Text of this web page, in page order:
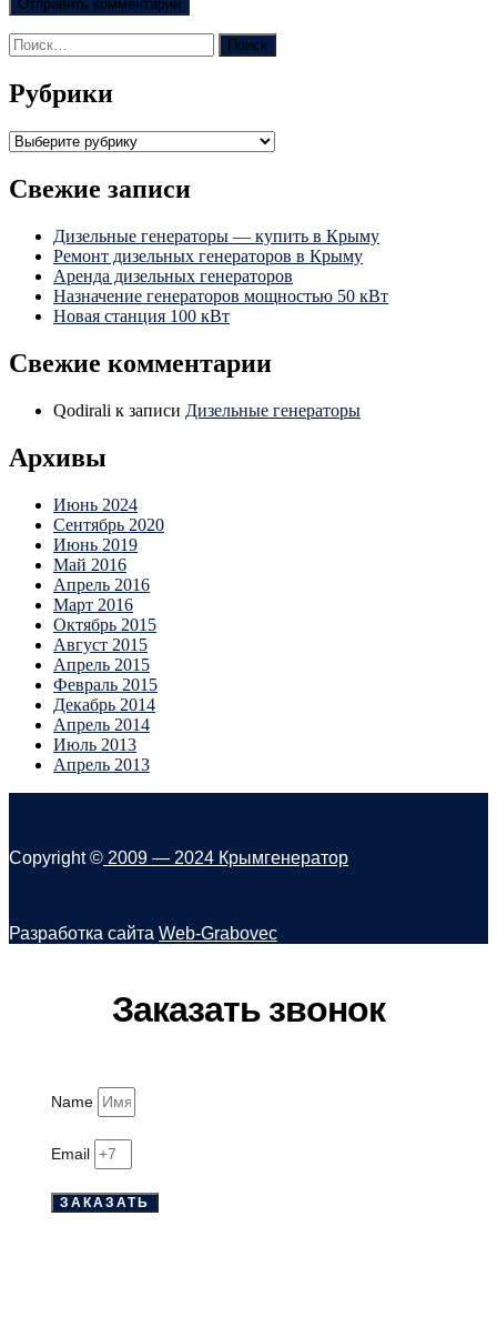
Найти:
Рубрики
Рубрики
Свежие записи
Дизельные генераторы — купить в Крыму
Ремонт дизельных генераторов в Крыму
Аренда дизельных генераторов
Назначение генераторов мощностью 50 кВт
Новая станция 100 кВт
Свежие комментарии
Qodirali к записи Дизельные генераторы
Архивы
Июнь 2024
Сентябрь 2020
Июнь 2019
Май 2016
Апрель 2016
Март 2016
Октябрь 2015
Август 2015
Апрель 2015
Февраль 2015
Декабрь 2014
Апрель 2014
Июль 2013
Апрель 2013
Copyright © 2009 — 2024 Крымгенератор
Разработка сайта Web-Grabovec
Заказать звонок
Name
Email
ЗАКАЗАТЬ